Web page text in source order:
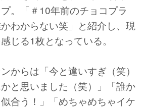
。「＃10年前のチョコプラ
わからない笑」と紹介し、現
じる1枚となっている。
からは「今と違いすぎ（笑）
と思いました（笑）」「誰か
合う！」「めちゃめちゃイケ